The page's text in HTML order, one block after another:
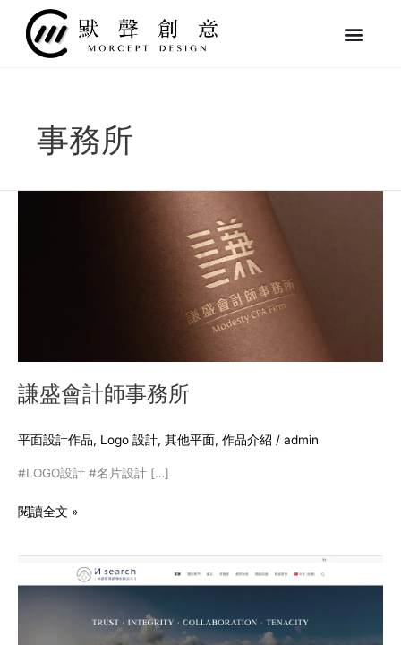
事務所
謙盛會計師事務所
平面設計作品, Logo 設計, 其他平面, 作品介紹 / admin
#LOGO設計 #名片設計 […]
閱讀全文 »
恩